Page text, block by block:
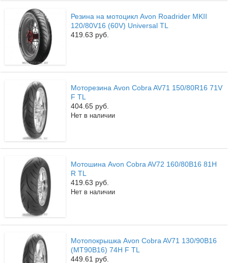
Резина на мотоцикл Avon Roadrider MKII
120/80V16 (60V) Universal TL
419.63 руб.
Моторезина Avon Cobra AV71 150/80R16 71V
F TL
404.65 руб.
Нет в наличии
Мотошина Avon Cobra AV72 160/80B16 81H
R TL
419.63 руб.
Нет в наличии
Мотопокрышка Avon Cobra AV71 130/90B16
(MT90B16) 74H F TL
449.61 руб.